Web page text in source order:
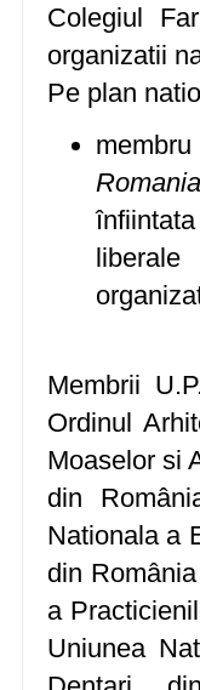
Colegiul
organizatii
Pe plan
Romania
Membrii
Ordinul
Moaselor si
din
Nationala a
din
a
Uniunea